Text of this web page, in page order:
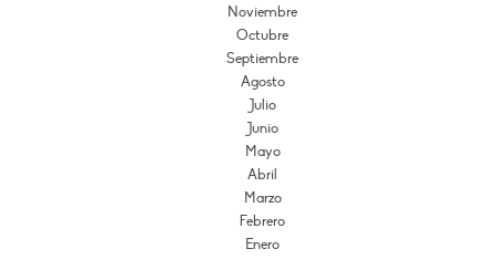
Noviembre
Octubre
Septiembre
Agosto
Julio
Junio
Mayo
Abril
Marzo
Febrero
Enero